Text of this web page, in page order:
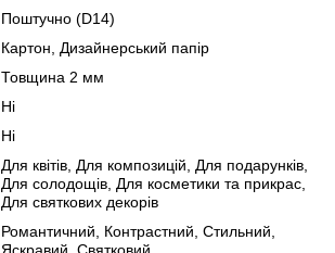
Поштучно (D14)
Картон, Дизайнерський папір
Товщина 2 мм
Ні
Ні
Для квітів, Для композицій, Для подарунків,
Для солодощів, Для косметики та прикрас,
Для святкових декорів
Романтичний, Контрастний, Стильний,